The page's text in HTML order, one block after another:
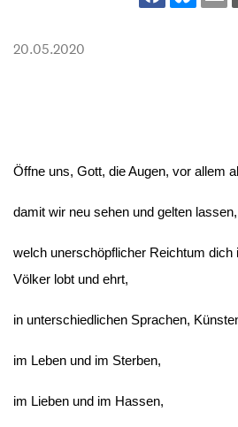
20.05.2020
Öffne uns, Gott, die Augen, vor allem
damit wir neu sehen und gelten lassen,
welch unerschöpflicher Reichtum dich
Völker lobt und ehrt,
in unterschiedlichen Sprachen,
im Leben und im Sterben,
im Lieben und im Hassen,